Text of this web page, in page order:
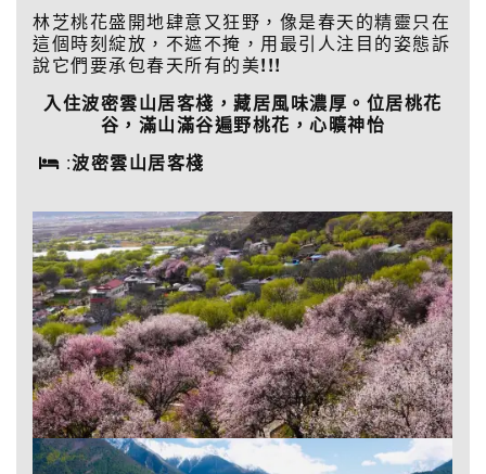
林芝桃花盛開地肆意又狂野，像是春天的精靈只在
這個時刻綻放，不遮不掩，用最引人注目的姿態訴
說它們要承包春天所有的美!!!
入住波密雲山居客棧，藏居風味濃厚。位居桃花
谷，滿山滿谷遍野桃花，心曠神怡
:波密雲山居客棧